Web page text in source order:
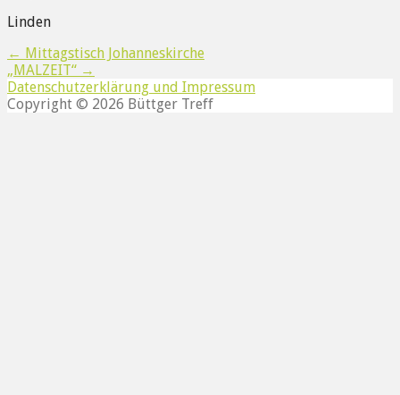
Linden
Beitragsnavigation
← Mittagstisch Johanneskirche
„MALZEIT“ →
Datenschutzerklärung und Impressum
Copyright © 2026 Büttger Treff